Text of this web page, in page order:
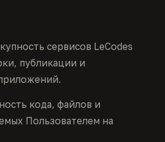
сервисов LeCodes
публикации и
кода, файлов и
Пользователем на